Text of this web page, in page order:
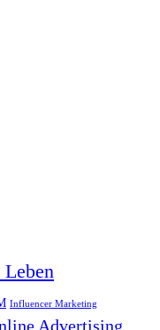
Influencer Marketing
Advertising